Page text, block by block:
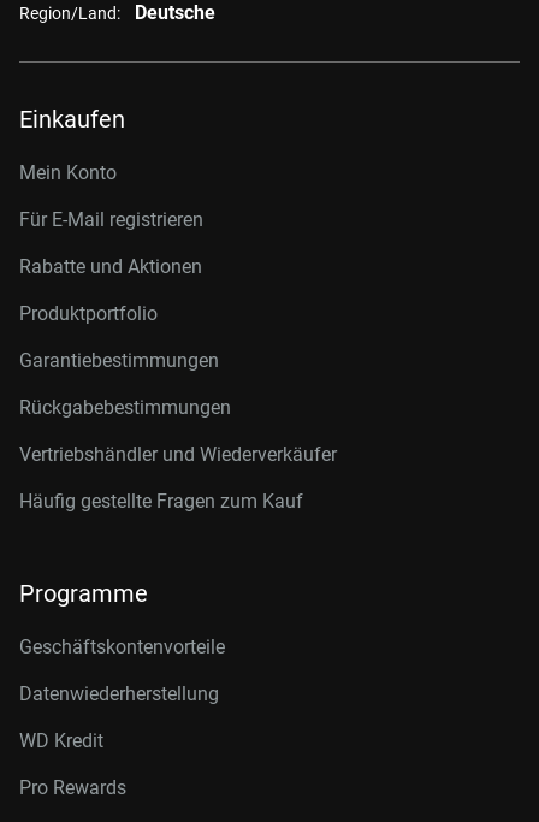
Region/Land: Deutsche
Einkaufen
Mein Konto
Für E-Mail registrieren
Rabatte und Aktionen
Produktportfolio
Garantiebestimmungen
Rückgabebestimmungen
Vertriebshändler und Wiederverkäufer
Häufig gestellte Fragen zum Kauf
Programme
Geschäftskontenvorteile
Datenwiederherstellung
WD Kredit
Pro Rewards